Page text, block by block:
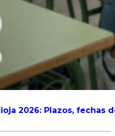
2026: Plazos,